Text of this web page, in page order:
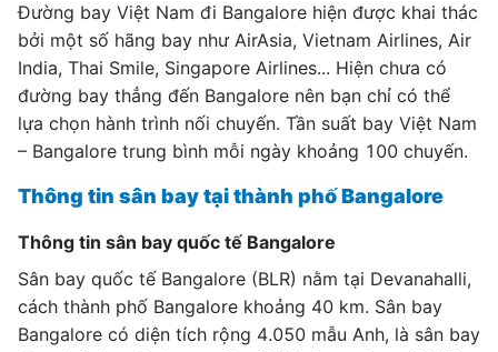
Đường bay Việt Nam đi Bangalore hiện được khai thác
bởi một số hãng bay như AirAsia, Vietnam Airlines, Air
India, Thai Smile, Singapore Airlines... Hiện chưa có
đường bay thẳng đến Bangalore nên bạn chỉ có thể
lựa chọn hành trình nối chuyến. Tần suất bay Việt Nam
– Bangalore trung bình mỗi ngày khoảng 100 chuyến.
Thông tin sân bay tại thành phố Bangalore
Thông tin sân bay quốc tế Bangalore
Sân bay quốc tế Bangalore (BLR) nằm tại Devanahalli,
cách thành phố Bangalore khoảng 40 km. Sân bay
Bangalore có diện tích rộng 4.050 mẫu Anh, là sân bay